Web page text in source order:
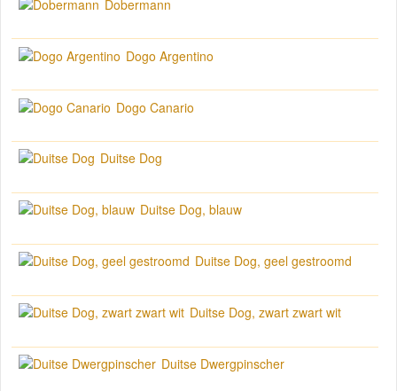
Dobermann
Dogo Argentino
Dogo Canario
Duitse Dog
Duitse Dog, blauw
Duitse Dog, geel gestroomd
Duitse Dog, zwart zwart wit
Duitse Dwergpinscher